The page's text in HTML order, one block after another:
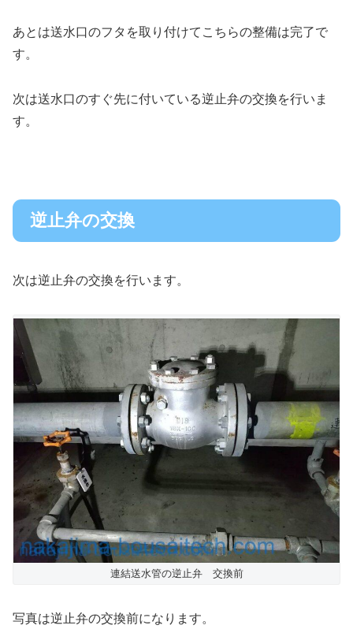
あとは送水口のフタを取り付けてこちらの整備は完了で
す。
次は送水口のすぐ先に付いている逆止弁の交換を行いま
す。
逆止弁の交換
次は逆止弁の交換を行います。
連結送水管の逆止弁 交換前
写真は逆止弁の交換前になります。